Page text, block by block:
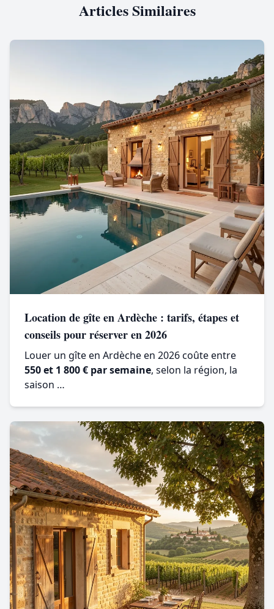
Articles Similaires
Location de gîte en Ardèche : tarifs, étapes et
conseils pour réserver en 2026
Louer un gîte en Ardèche en 2026 coûte entre
550 et 1 800 € par semaine, selon la région, la
saison …